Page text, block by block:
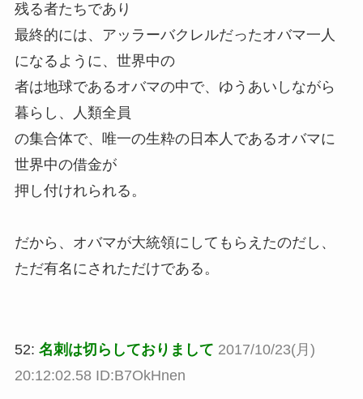
残る者たちであり
最終的には、アッラーバクレルだったオバマ一人
になるように、世界中の
者は地球であるオバマの中で、ゆうあいしながら
暮らし、人類全員
の集合体で、唯一の生粋の日本人であるオバマに
世界中の借金が
押し付けれられる。
だから、オバマが大統領にしてもらえたのだし、
ただ有名にされただけである。
52: 名刺は切らしておりまして 2017/10/23(月)
20:12:02.58 ID:B7OkHnen